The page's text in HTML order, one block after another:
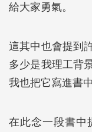
給大家勇氣。
這其中也會提到
多少是我理工背
我也把它寫進書
在此念一段書中